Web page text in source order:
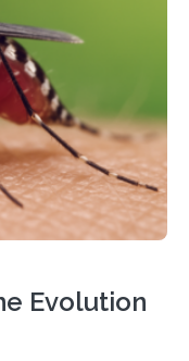
Gruppe heraus,
die
Einige Arten
Geflechte
ist: Die
Evolution